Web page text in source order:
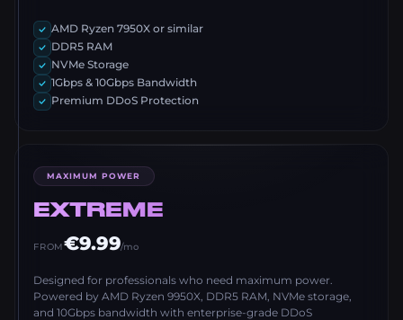
AMD Ryzen 7950X or similar
DDR5 RAM
NVMe Storage
1Gbps & 10Gbps Bandwidth
Premium DDoS Protection
MAXIMUM POWER
EXTREME
FROM€9.99/mo
Designed for professionals who need maximum power.
Powered by AMD Ryzen 9950X, DDR5 RAM, NVMe storage,
and 10Gbps bandwidth with enterprise-grade DDoS